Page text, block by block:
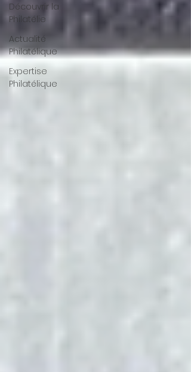
Découvrir la
Philatélie
Actualité
Philatélique
Expertise
Philatélique